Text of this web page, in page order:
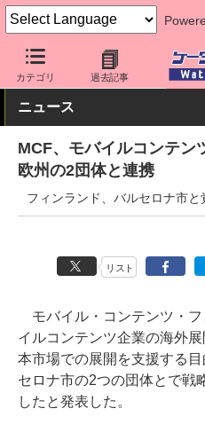
カテゴリ 過去記事
ケータイ Watch 業界動向 その
ニュース
MCF、モバイルコンテン
欧州の2団体と連携
フィンランド、バルセロナ市と
リスト
モバイル・コンテンツ・
イルコンテンツ企業の海外
本市場での展開を支援する
セロナ市の2つの団体とで戦
したと発表した。